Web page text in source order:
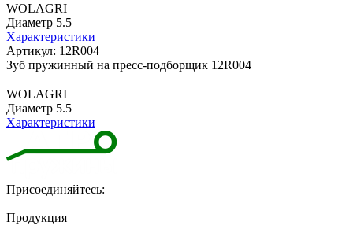
WOLAGRI
Диаметр 5.5
Характеристики
Артикул: 12R004
Зуб пружинный на пресс-подборщик 12R004
WOLAGRI
Диаметр 5.5
Характеристики
Присоединяйтесь:
Продукция